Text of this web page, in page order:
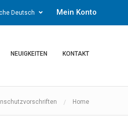
Deutsch Mein Konto
NEUIGKEITEN KONTAKT
Home